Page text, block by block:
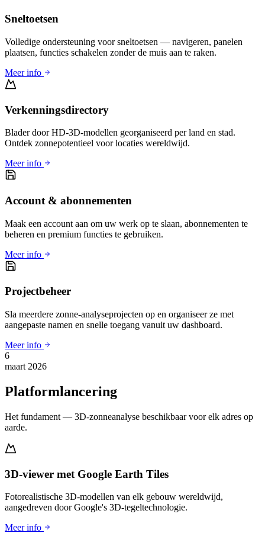
Sneltoetsen
Volledige ondersteuning voor sneltoetsen — navigeren, panelen
plaatsen, functies schakelen zonder de muis aan te raken.
Meer info
Verkenningsdirectory
Blader door HD-3D-modellen georganiseerd per land en stad.
Ontdek zonnepotentieel voor locaties wereldwijd.
Meer info
Account & abonnementen
Maak een account aan om uw werk op te slaan, abonnementen te
beheren en premium functies te gebruiken.
Meer info
Projectbeheer
Sla meerdere zonne-analyseprojecten op en organiseer ze met
aangepaste namen en snelle toegang vanuit uw dashboard.
Meer info
6
maart 2026
Platformlancering
Het fundament — 3D-zonneanalyse beschikbaar voor elk adres op
aarde.
3D-viewer met Google Earth Tiles
Fotorealistische 3D-modellen van elk gebouw wereldwijd,
aangedreven door Google's 3D-tegeltechnologie.
Meer info